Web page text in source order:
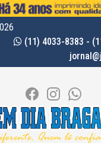
(11) 4033-8383 -